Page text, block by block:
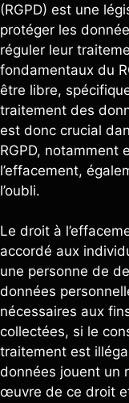
(RGPD) est une
protéger les
réguler leur
fondamentaux du
être libre,
traitement des
est donc crucial
RGPD, notamment
l’effacement,
l’oubli.
Le droit à
accordé aux
une personne de
données
nécessaires aux
collectées, si le
traitement est
données jouent un
œuvre de ce droit